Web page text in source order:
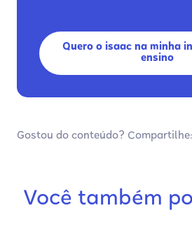
Quero o isaac na minha
ensino
Gostou do conteúdo? Compartilhe:
Você também